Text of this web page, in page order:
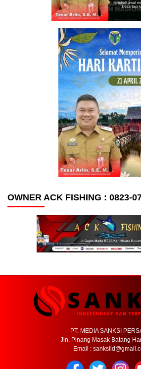
OWNER ACK FISHING : 0823-
PT. MEDIA SANKSI
Jln. Pinang Masak Batang
Email :